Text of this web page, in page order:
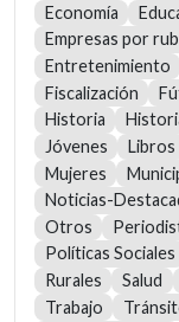
Economía
Empresas por
Entretenimiento
Fiscalización
Historia
Jóvenes
Libros
Mujeres
Noticias-
Otros
Políticas Sociales
Rurales
Salud
Trabajo